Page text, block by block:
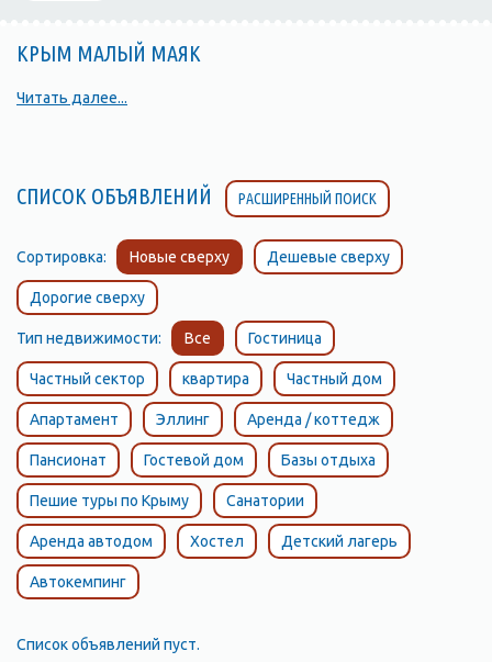
КРЫМ МАЛЫЙ МАЯК
Читать далее...
СПИСОК ОБЪЯВЛЕНИЙ РАСШИРЕННЫЙ ПОИСК
Сортировка: Новые сверху Дешевые сверху
Дорогие сверху
Тип недвижимости: Все Гостиница
Частный сектор квартира Частный дом
Апартамент Эллинг Аренда / коттедж
Пансионат Гостевой дом Базы отдыха
Пешие туры по Крыму Санатории
Аренда автодом Хостел Детский лагерь
Автокемпинг
Список объявлений пуст.